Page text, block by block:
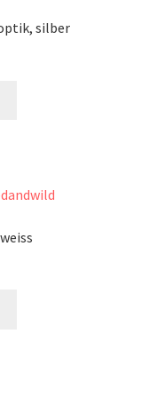
silber